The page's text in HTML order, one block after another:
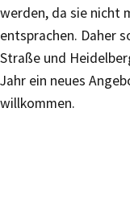
werden, da sie nicht
entsprachen. Daher
Straße und
Jahr ein neues
willkommen.